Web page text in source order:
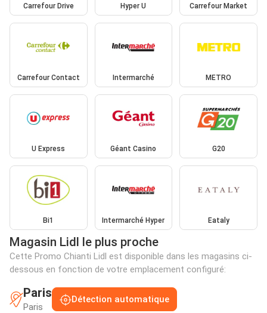
Carrefour Drive Hyper U Carrefour Market
Carrefour Contact Intermarché METRO
U Express Géant Casino G20
Bi1 Intermarché Hyper Eataly
Magasin Lidl le plus proche
Cette Promo Chianti Lidl est disponible dans les magasins ci-
dessous en fonction de votre emplacement configuré:
Paris
Paris
Détection automatique